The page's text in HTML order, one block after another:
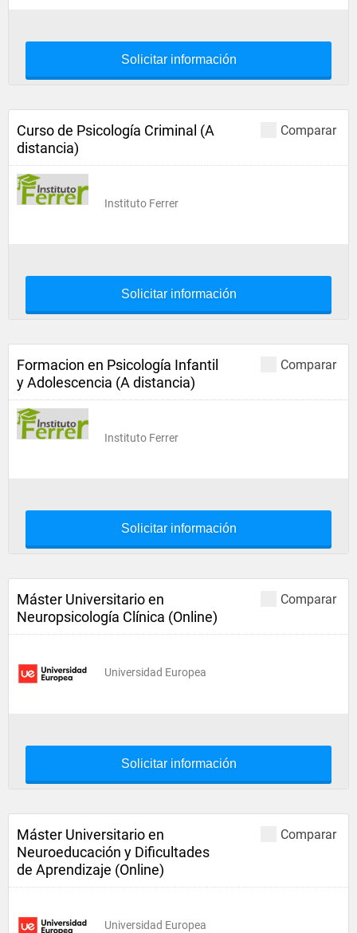
Solicitar información
Comparar
Curso de Psicología Criminal (A
distancia)
Instituto Ferrer
Solicitar información
Comparar
Formacion en Psicología Infantil
y Adolescencia (A distancia)
Instituto Ferrer
Solicitar información
Comparar
Máster Universitario en
Neuropsicología Clínica (Online)
Universidad Europea
Solicitar información
Comparar
Máster Universitario en
Neuroeducación y Dificultades
de Aprendizaje (Online)
Universidad Europea